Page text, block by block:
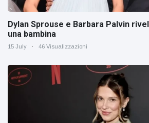
Dylan Sprouse e Barbara Palvin
una bambina
15 July 46 Visualizzazioni